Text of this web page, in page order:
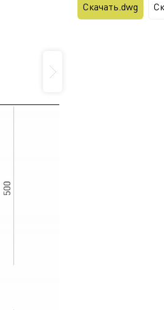
Скачать.dwg